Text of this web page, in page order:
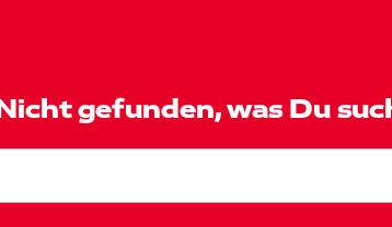
Nicht gefunden, was Du